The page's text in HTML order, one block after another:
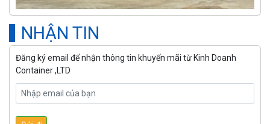
NHẬN TIN
Đăng ký email để nhận thông tin khuyến mãi từ Kinh Doanh
Container ,LTD